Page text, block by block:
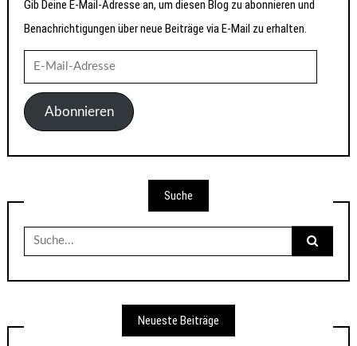
Gib Deine E-Mail-Adresse an, um diesen Blog zu abonnieren und
Benachrichtigungen über neue Beiträge via E-Mail zu erhalten.
Mail-
AdresseAbonnieren
Suche
Suche
nach:
Neueste Beiträge